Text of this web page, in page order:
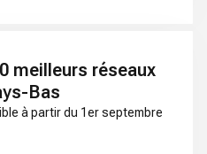
meilleurs réseaux
Bas
à partir du 1er septembre